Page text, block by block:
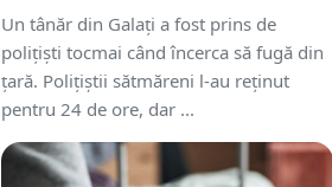
Un tânăr din Galați a fost prins de
polițiști tocmai când încerca să fugă din
țară. Polițiștii sătmăreni l-au reținut
pentru 24 de ore, dar ...